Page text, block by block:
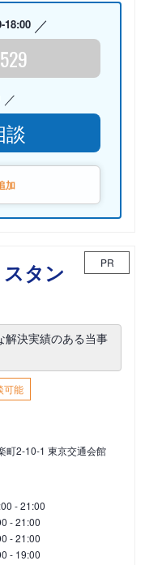
18:00
談
加
タン
PR
解決実績のある当事
可能
町2-10-1 東京交通会館
- 21:00
- 21:00
- 21:00
- 19:00